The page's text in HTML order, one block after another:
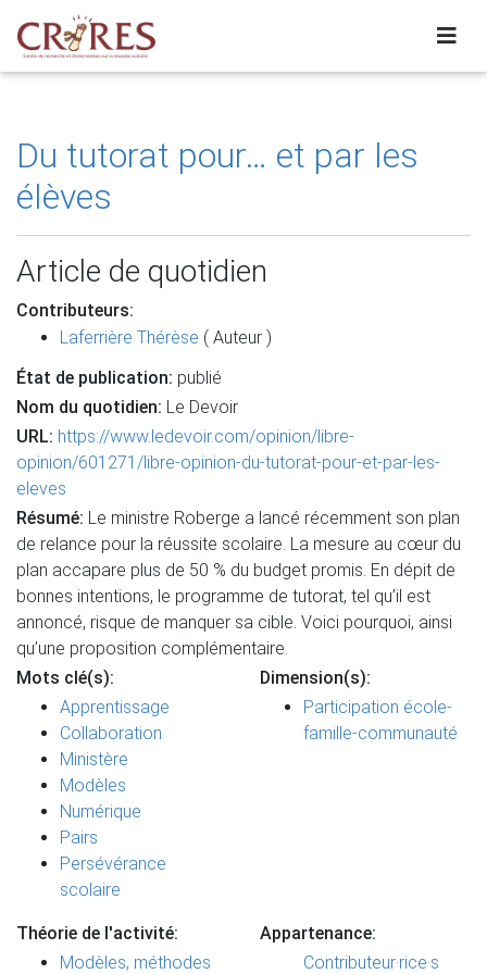
Du tutorat pour… et par les
élèves
Article de quotidien
Contributeurs:
Laferrière Thérèse ( Auteur )
État de publication: publié
Nom du quotidien: Le Devoir
URL: https://www.ledevoir.com/opinion/libre-
opinion/601271/libre-opinion-du-tutorat-pour-et-par-les-
eleves
Résumé: Le ministre Roberge a lancé récemment son plan
de relance pour la réussite scolaire. La mesure au cœur du
plan accapare plus de 50 % du budget promis. En dépit de
bonnes intentions, le programme de tutorat, tel qu’il est
annoncé, risque de manquer sa cible. Voici pourquoi, ainsi
qu’une proposition complémentaire.
Mots clé(s):
Apprentissage
Collaboration
Ministère
Modèles
Numérique
Pairs
Persévérance
scolaire
Dimension(s):
Participation école-
famille-communauté
Théorie de l'activité:
Modèles, méthodes
Appartenance:
Contributeur·rice·s